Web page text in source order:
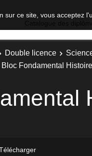
sur ce site, vous acceptez
Double licence
Bloc Fondamental